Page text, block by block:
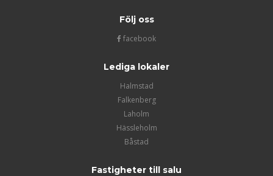
Följ oss
facebook
Lediga lokaler
Halmstad
Falkenberg
Laholm
Hässleholm
Båstad
Fastigheter till salu